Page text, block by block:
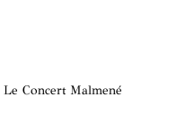
Le Concert Malmené